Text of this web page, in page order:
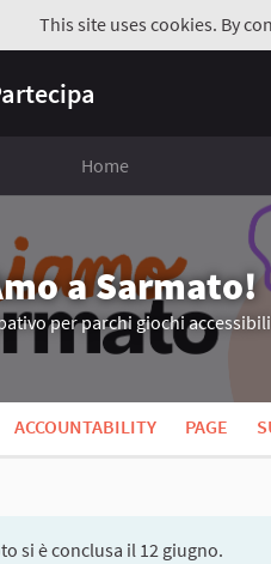
This site uses cookies. By
Home
a Sarmato!
per parchi giochi
ACCOUNTABILITY PAGE
si è conclusa il 12 giugno.